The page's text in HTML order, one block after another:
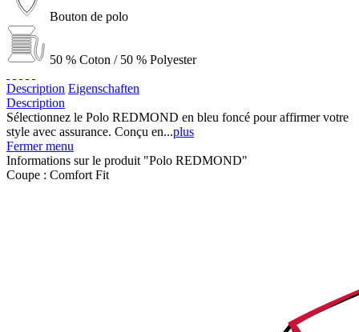
Bouton de polo
50 % Coton / 50 % Polyester
Description Eigenschaften
Description
Sélectionnez le Polo REDMOND en bleu foncé pour affirmer votre
style avec assurance. Conçu en...plus
Fermer menu
Informations sur le produit "Polo REDMOND"
Coupe : Comfort Fit